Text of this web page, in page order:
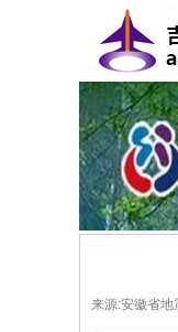
来源:安徽省地